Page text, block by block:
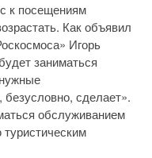
к посещениям
Как объявил
Игорь
заниматься
сделает».
обслуживанием